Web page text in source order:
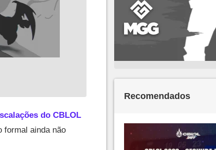
do CBLOL
formal ainda não
Recomendados